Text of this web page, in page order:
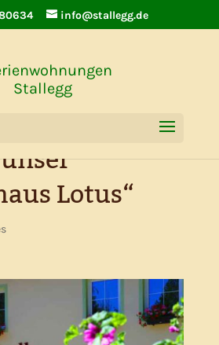
info@stallegg.de
5 Sterne
Lotus“